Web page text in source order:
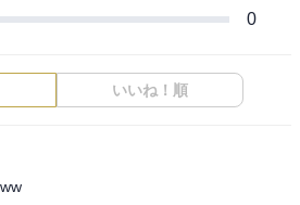
0
いいね！順